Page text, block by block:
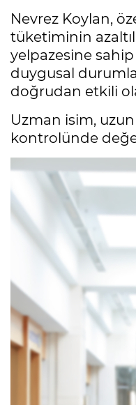
Nevrez Koylan,
tüketiminin
yelpazesine
duygusal
doğrudan etkili
Uzman isim,
kontrolünde